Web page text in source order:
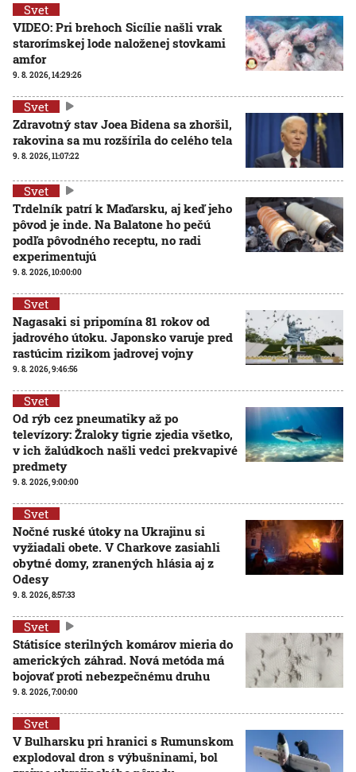
Svet
VIDEO: Pri brehoch Sicílie našli vrak
starorímskej lode naloženej stovkami
amfor
9. 8. 2026, 14:29:26
Svet
Zdravotný stav Joea Bidena sa zhoršil,
rakovina sa mu rozšírila do celého tela
9. 8. 2026, 11:07:22
Svet
Trdelník patrí k Maďarsku, aj keď jeho
pôvod je inde. Na Balatone ho pečú
podľa pôvodného receptu, no radi
experimentujú
9. 8. 2026, 10:00:00
Svet
Nagasaki si pripomína 81 rokov od
jadrového útoku. Japonsko varuje pred
rastúcim rizikom jadrovej vojny
9. 8. 2026, 9:46:56
Svet
Od rýb cez pneumatiky až po
televízory: Žraloky tigrie zjedia všetko,
v ich žalúdkoch našli vedci prekvapivé
predmety
9. 8. 2026, 9:00:00
Svet
Nočné ruské útoky na Ukrajinu si
vyžiadali obete. V Charkove zasiahli
obytné domy, zranených hlásia aj z
Odesy
9. 8. 2026, 8:57:33
Svet
Státisíce sterilných komárov mieria do
amerických záhrad. Nová metóda má
bojovať proti nebezpečnému druhu
9. 8. 2026, 7:00:00
Svet
V Bulharsku pri hranici s Rumunskom
explodoval dron s výbušninami, bol